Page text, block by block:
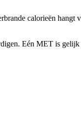
calorieën hangt
Eén MET is